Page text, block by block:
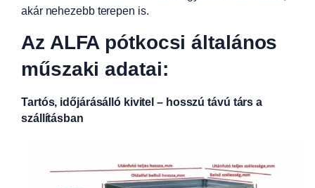
akár nehezebb terepen is.
Az ALFA pótkocsi általános
műszaki adatai:
Tartós, időjárásálló kivitel – hosszú távú társ a
szállításban